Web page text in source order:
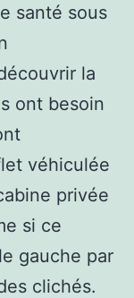
santé sous
la
ont besoin
véhiculée
privée
si ce
gauche par
clichés.